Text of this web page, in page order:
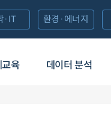
육 데이터 분석
·IT 환경·에너지